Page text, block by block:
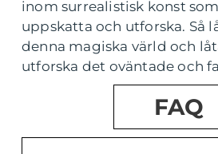
inom surrealistisk konst
uppskatta och utforska. Så
denna magiska värld och
utforska det oväntade och
FAQ